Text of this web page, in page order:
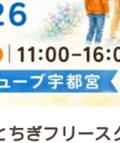
ちぎフリース